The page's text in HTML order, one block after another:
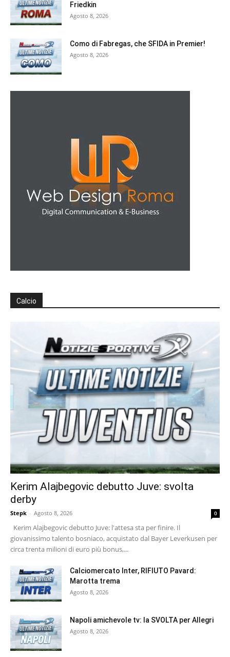
Friedkin
Agosto 8, 2026
Como di Fabregas, che SFIDA in Premier!
Agosto 8, 2026
Calcio
Kerim Alajbegovic debutto Juve: svolta
derby
Stepk - Agosto 8, 2026 0
Kerim Alajbegovic debutto Juve: l'attesa sta per finire. Il
giovanissimo talento bosniaco, acquistato dal Bayer Leverkusen per
circa trenta milioni di euro più bonus,...
Calciomercato Inter, RIFIUTO Pavard:
Marotta trema
Agosto 8, 2026
Napoli amichevole tv: la SVOLTA per Allegri
Agosto 8, 2026